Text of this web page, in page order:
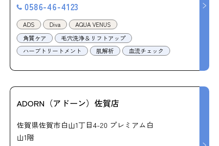
0586-46-4123
ADS Diva
AQUA VENUS
角質ケア
毛穴洗浄＆リフトアップ
ハーブトリートメント
肌解析 血流チェック
ADORN（アドーン）佐賀店
佐賀県佐賀市白山1丁目4-20 プレミアム白
山1階